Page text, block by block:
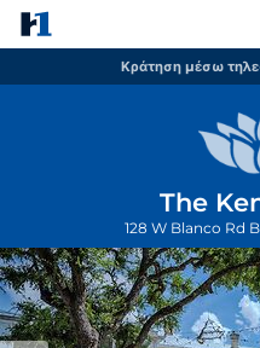
Κράτηση μέσω
The
128 W Blanco Rd